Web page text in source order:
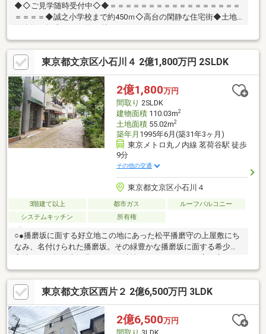
◆◇ご見学随時受付中◇◆＝＝＝＝＝＝＝＝＝＝＝＝＝＝＝＝＝
＝＝＝＝◆誠之小学校まで約450ｍ◇高台の閑静な住宅街◆土地
＝＝＝＝詳細はお気軽にお問い合わせください♪
東京都文京区小石川４ 2億1,800万円 2SLDK
2億1,800万円
間取り 2SLDK
建物面積110.03m2
土地面積55.02m2
築年月 1995年6月(築31年3ヶ月)
東京メトロ丸ノ内線 茗荷谷駅 徒歩
9分
その他の交通
東京都文京区小石川４
3階建て以上 都市ガス
ルーフバルコニー
システムキッチン
所有権
○●播磨坂に面する好立地この地にあった松平播磨守の上屋敷にち
なみ、名付けられた播磨坂。その緑豊かな播磨坂に面する希少な
っている希少な立地のため、物件からみどり豊かな自然を目前に
眺められます。周辺には都内でも有数の名門校がズラりと位置す
るため、通学にも嬉しいですね。１階は独立した店舗仕様になっ
ているため、店舗併用住宅やご自宅のアトリエ、音楽室、在宅ワ
ークなど様々な用途にご活用頂けます！！【おすすめトピック】
システムキッチン、陽当り良好、閑静な住宅地、整形地、トイレ
東京都文京区西片２ 2億6,500万円 3LDK
2億6,500万円